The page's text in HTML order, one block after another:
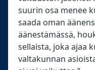
suurin osa menee
saada oman
äänestämässä,
sellaista, joka ajaa
valtakunnan